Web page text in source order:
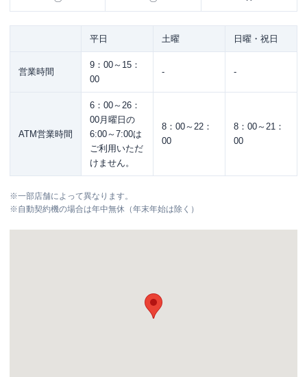
平日 土曜 日曜・祝日
営業時間
9：00～15：
00
- -
ATM営業時間
6：00～26：
00月曜日の
6:00～7:00は
ご利用いただ
けません。
8：00～22：
00
8：00～21：
00
※一部店舗によって異なります。
※自動契約機の場合は年中無休（年末年始は除く）